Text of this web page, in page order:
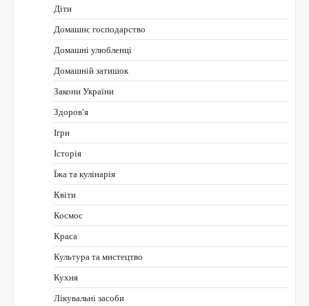
Діти
Домашнє господарство
Домашні улюбленці
Домашній затишок
Закони України
Здоров'я
Ігри
Історія
Їжа та кулінарія
Квіти
Космос
Краса
Культура та мистецтво
Кухня
Лікувальні засоби